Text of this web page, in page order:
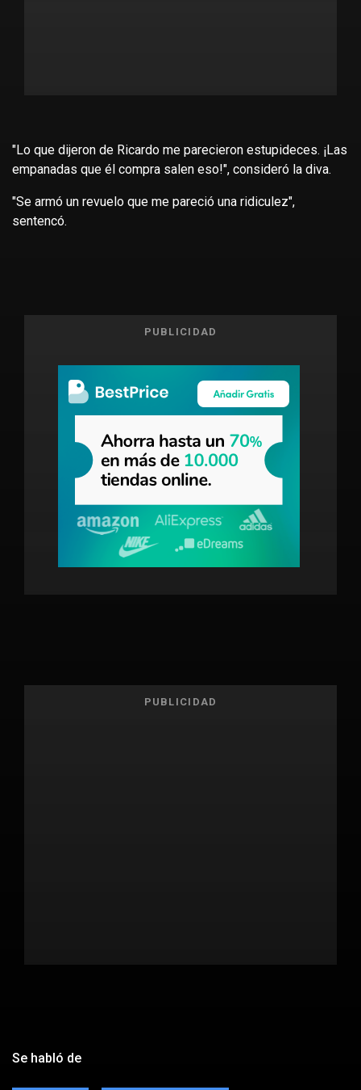
"Lo que dijeron de Ricardo me parecieron estupideces. ¡Las
empanadas que él compra salen eso!", consideró la diva.
"Se armó un revuelo que me pareció una ridiculez",
sentencó.
PUBLICIDAD
PUBLICIDAD
Se habló de